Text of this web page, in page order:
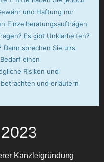
und Haftung nur
Einzelberatungsaufträgen
Es gibt Unklarheiten?
Dann sprechen Sie uns
einen
Risiken und
und erläutern
Kanzleigründung